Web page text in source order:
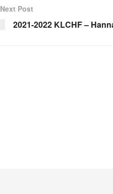
Next Post
2021-2022 KLCHF –